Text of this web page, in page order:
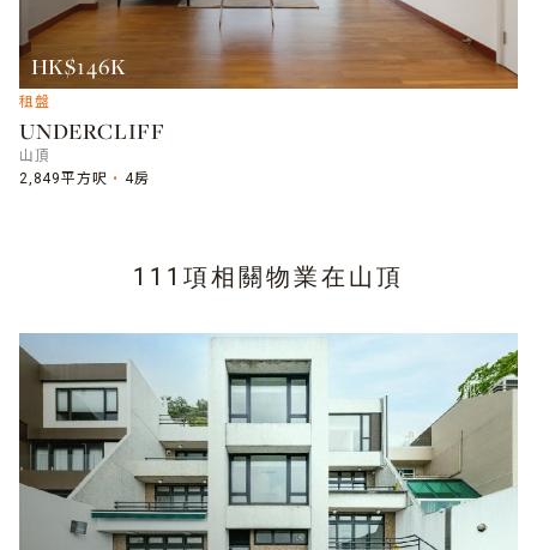
HK$146K
租盤
UNDERCLIFF
山頂
2,849平方呎
4房
111項相關物業在 山頂